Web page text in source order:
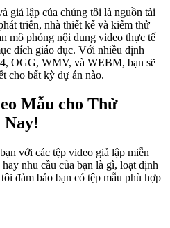
giả lập của chúng tôi là nguồn tài
triển, nhà thiết kế và kiểm thử
mô phỏng nội dung video thực tế
đích giáo dục. Với nhiều định
OGG, WMV, và WEBM, bạn sẽ
cho bất kỳ dự án nào.
Mẫu cho Thử
Nay!
với các tệp video giả lập miễn
nhu cầu của bạn là gì, loạt định
đảm bảo bạn có tệp mẫu phù hợp